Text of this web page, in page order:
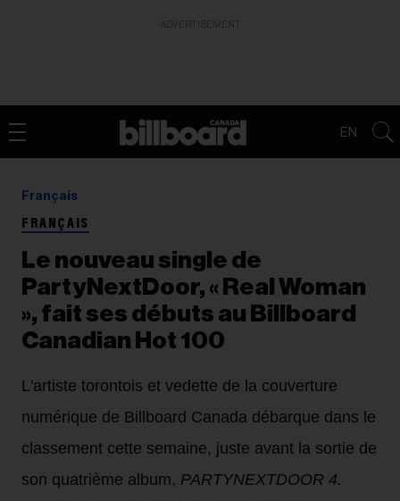
EN
Français
FRANÇAIS
Le nouveau single de
PartyNextDoor, « Real Woman
», fait ses débuts au Billboard
Canadian Hot 100
L'artiste torontois et vedette de la couverture
numérique de Billboard Canada débarque dans le
classement cette semaine, juste avant la sortie de
son quatrième album, PARTYNEXTDOOR 4.